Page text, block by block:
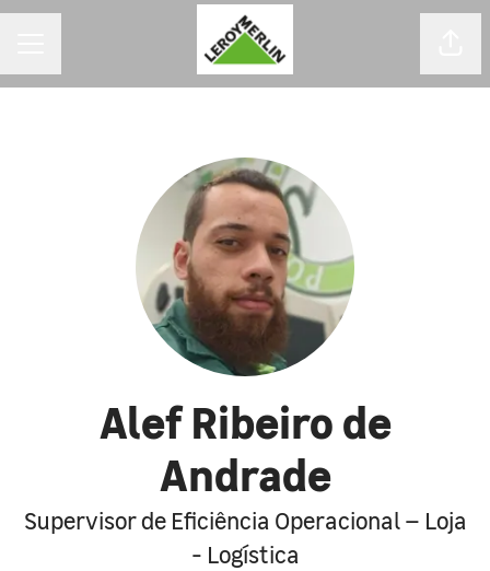
Alef Ribeiro de
Andrade
Supervisor de Eficiência Operacional – Loja
- Logística